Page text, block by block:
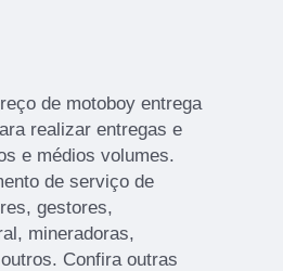
de motoboy entrega
realizar entregas e
e médios volumes.
de serviço de
gestores,
mineradoras,
Confira outras